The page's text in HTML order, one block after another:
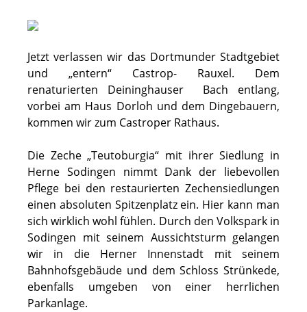
Jetzt verlassen wir das Dortmunder Stadtgebiet
und „entern“ Castrop- Rauxel. Dem
renaturierten Deininghauser Bach entlang,
vorbei am Haus Dorloh und dem Dingebauern,
kommen wir zum Castroper Rathaus.
Die Zeche „Teutoburgia“ mit ihrer Siedlung in
Herne Sodingen nimmt Dank der liebevollen
Pflege bei den restaurierten Zechensiedlungen
einen absoluten Spitzenplatz ein. Hier kann man
sich wirklich wohl fühlen. Durch den Volkspark in
Sodingen mit seinem Aussichtsturm gelangen
wir in die Herner Innenstadt mit seinem
Bahnhofsgebäude und dem Schloss Strünkede,
ebenfalls umgeben von einer herrlichen
Parkanlage.